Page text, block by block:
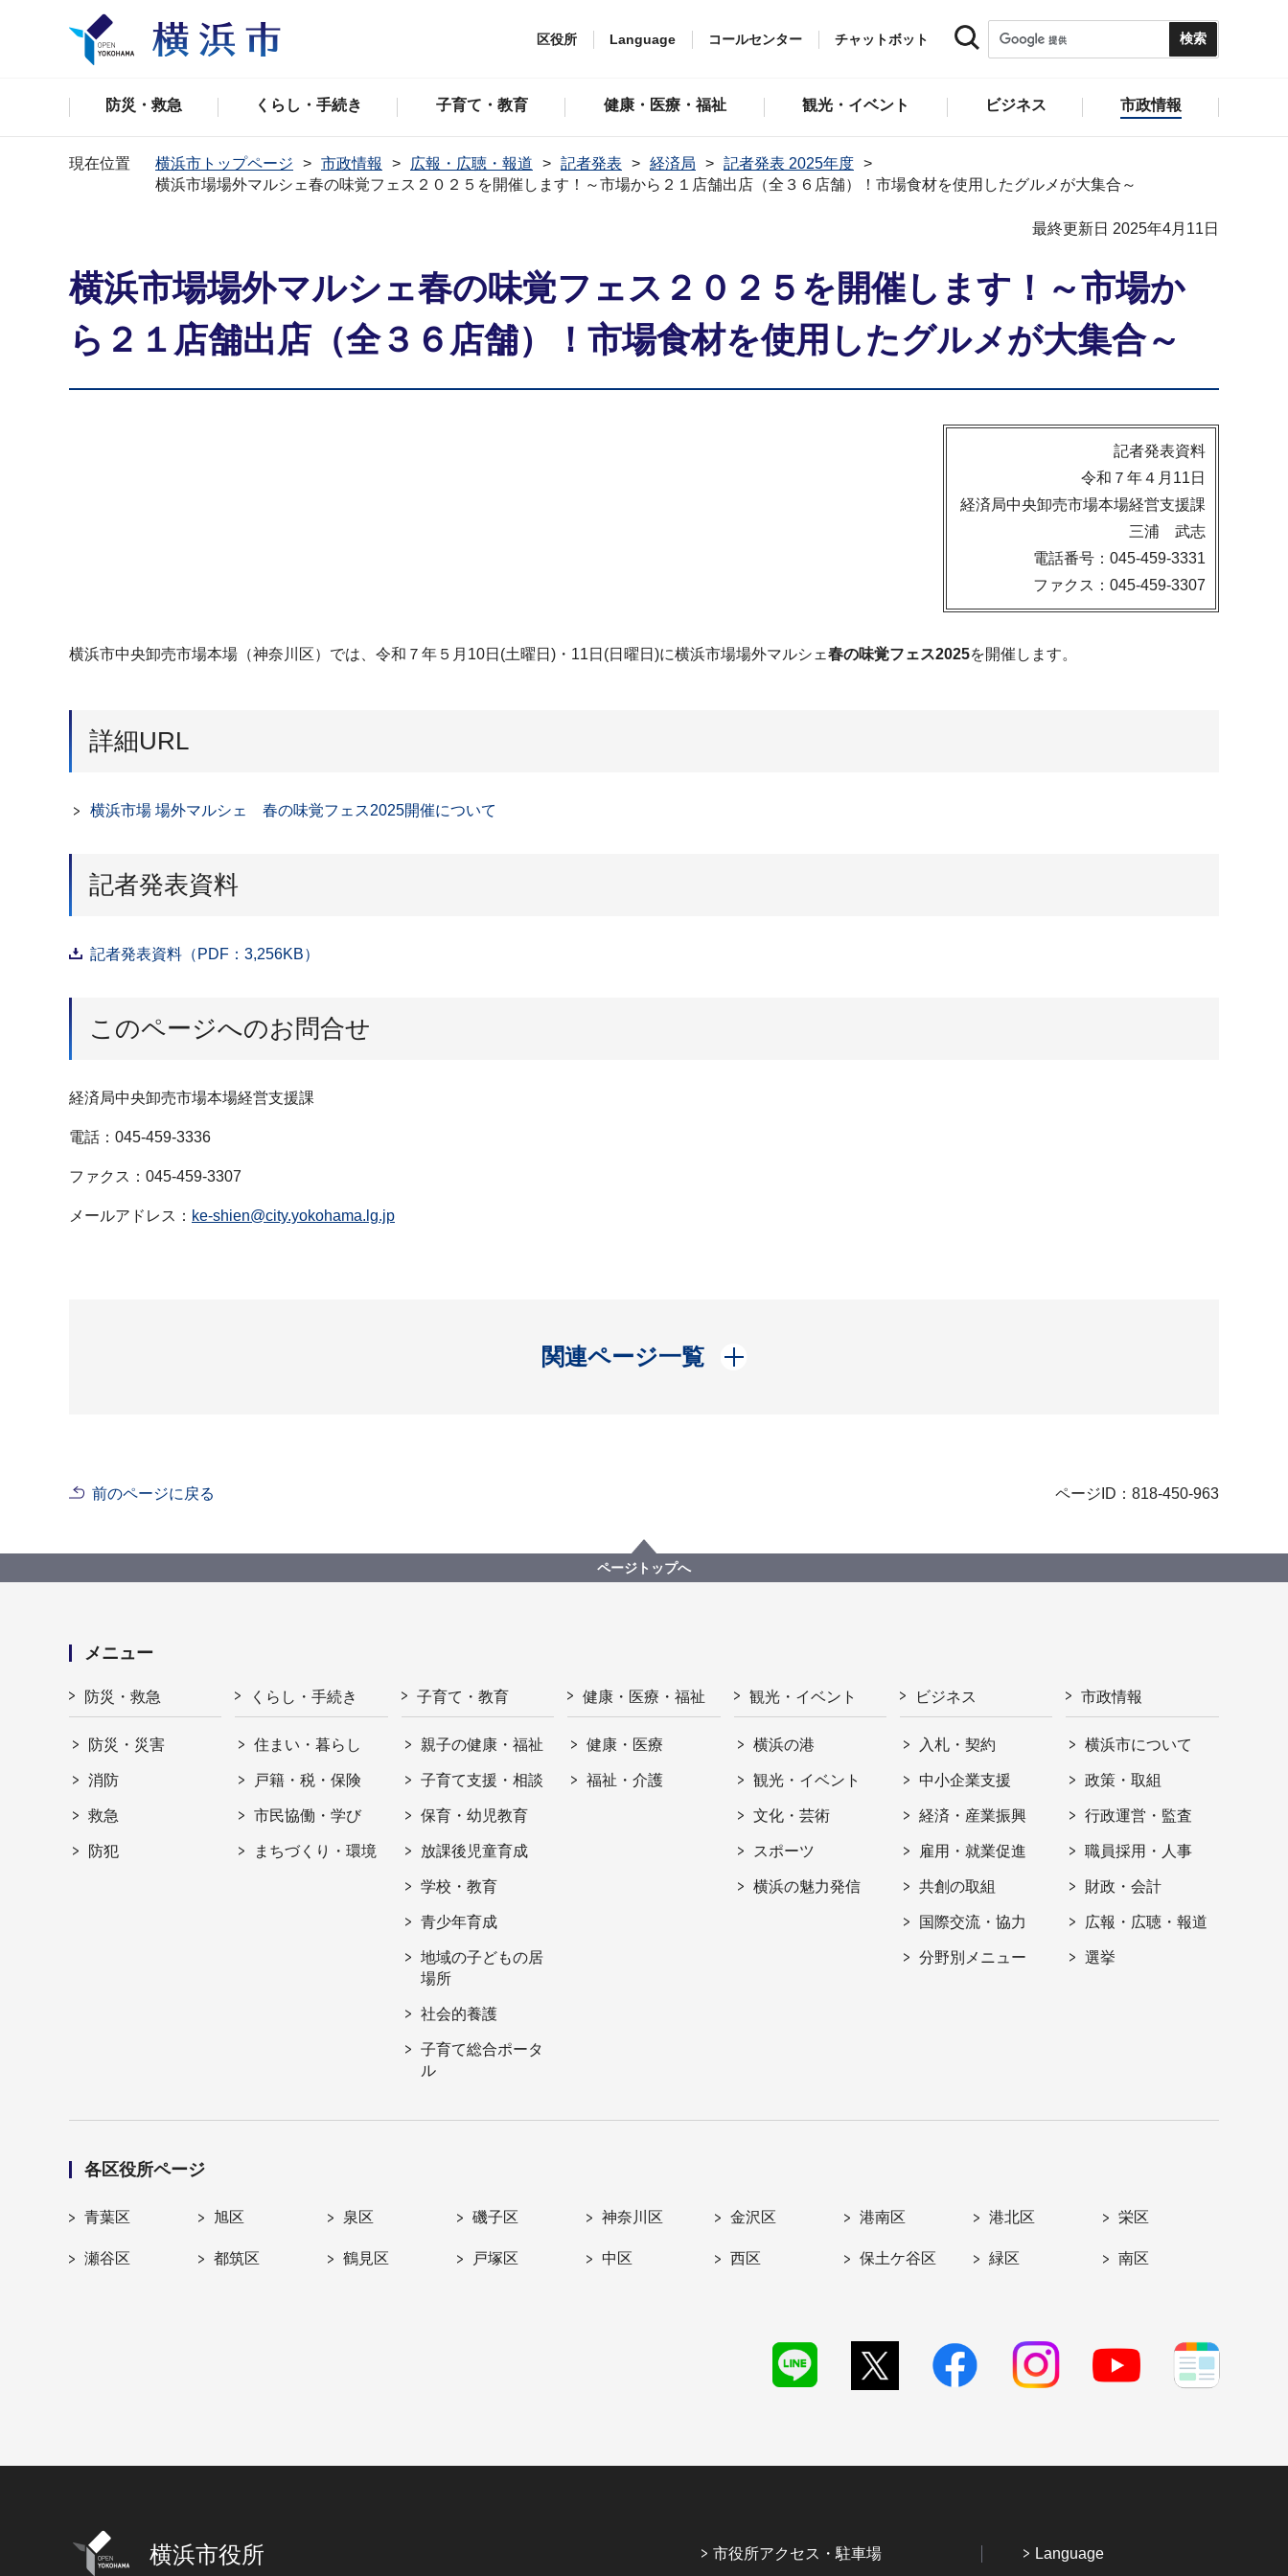
区役所 Language コールセンター チャットボット
防災・救急 くらし・手続き 子育て・教育 健康・医療・福祉 観光・イベント ビジネス 市政情報
現在位置 横浜市トップページ 市政情報 広報・広聴・報道 記者発表 経済局
記者発表 2025年度
横浜市場場外マルシェ春の味覚フェス２０２５を開催します！～市場から２１店舗出店（全３６店舗）！市場食材を使用したグルメが大集合～
最終更新日 2025年4月11日
横浜市場場外マルシェ春の味覚フェス２０２５を開催します！～市場か
ら２１店舗出店（全３６店舗）！市場食材を使用したグルメが大集合～
記者発表資料
令和７年４月11日
経済局中央卸売市場本場経営支援課
三浦 武志
電話番号：045-459-3331
ファクス：045-459-3307
横浜市中央卸売市場本場（神奈川区）では、令和７年５月10日(土曜日)・11日(日曜日)に横浜市場場外マルシェ春の味覚フェス2025を開催します。
詳細URL
横浜市場 場外マルシェ 春の味覚フェス2025開催について
記者発表資料
記者発表資料（PDF：3,256KB）
このページへのお問合せ
経済局中央卸売市場本場経営支援課
電話：045-459-3336
ファクス：045-459-3307
メールアドレス： ke-shien@city.yokohama.lg.jp
関連ページ一覧
開く
前のページに戻る ページID：818-450-963
ページトップへ
メニュー
防災・救急
防災・災害
消防
救急
防犯
くらし・手続き
住まい・暮らし
戸籍・税・保険
市民協働・学び
まちづくり・環境
子育て・教育
親子の健康・福祉
子育て支援・相談
保育・幼児教育
放課後児童育成
学校・教育
青少年育成
地域の子どもの居
場所
社会的養護
子育て総合ポータ
ル
健康・医療・福祉
健康・医療
福祉・介護
観光・イベント
横浜の港
観光・イベント
文化・芸術
スポーツ
横浜の魅力発信
ビジネス
入札・契約
中小企業支援
経済・産業振興
雇用・就業促進
共創の取組
国際交流・協力
分野別メニュー
市政情報
横浜市について
政策・取組
行政運営・監査
職員採用・人事
財政・会計
広報・広聴・報道
選挙
各区役所ページ
青葉区 旭区 泉区 磯子区 神奈川区 金沢区 港南区 港北区 栄区
瀬谷区 都筑区 鶴見区 戸塚区 中区 西区 保土ケ谷区 緑区 南区
横浜市役所 市役所アクセス・駐車場 Language